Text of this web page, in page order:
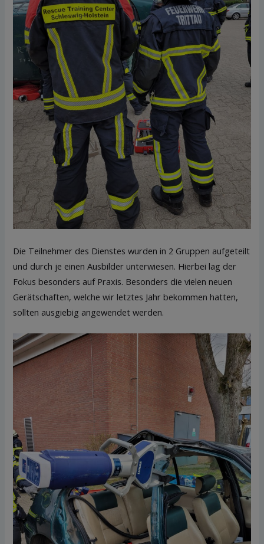
Die Teilnehmer des Dienstes wurden in 2 Gruppen aufgeteilt
und durch je einen Ausbilder unterwiesen. Hierbei lag der
Fokus besonders auf Praxis. Besonders die vielen neuen
Gerätschaften, welche wir letztes Jahr bekommen hatten,
sollten ausgiebig angewendet werden.